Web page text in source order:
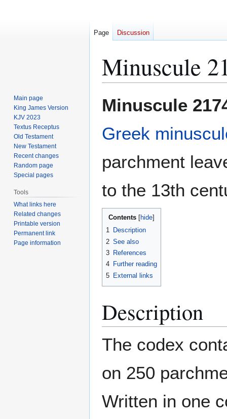
Minuscule
toto
Minuscule
Greek
parchment
to the 13th
Contents
1 Description
2 See also
3 References
4 Further reading
5 External links
Description
The codex
on 250
Written in one
Page Discussion
Main page
King James Version
KJV 2023
Textus Receptus
Old Testament
New Testament
Recent changes
Random page
Special pages
Tools
What links here
Related changes
Printable version
Permanent link
Page information